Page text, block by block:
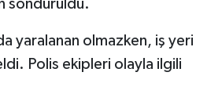
söndürüldü.
yaralanan olmazken, iş yeri
Polis ekipleri olayla ilgili